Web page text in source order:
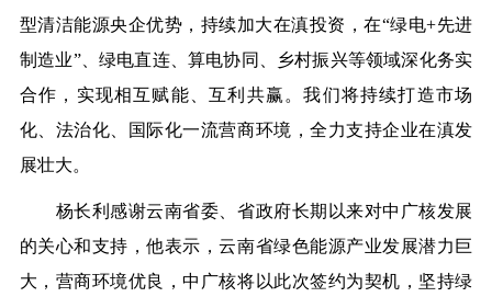
型清洁能源央企优势，持续加大在滇投资，在“绿电+先进
制造业”、绿电直连、算电协同、乡村振兴等领域深化务实
合作，实现相互赋能、互利共赢。我们将持续打造市场
化、法治化、国际化一流营商环境，全力支持企业在滇发
展壮大。
杨长利感谢云南省委、省政府长期以来对中广核发展
的关心和支持，他表示，云南省绿色能源产业发展潜力巨
大，营商环境优良，中广核将以此次签约为契机，坚持绿